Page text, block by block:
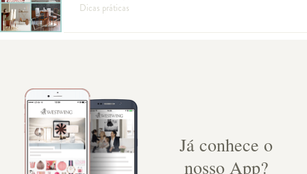
Dicas práticas
Já conhece o
nosso App?